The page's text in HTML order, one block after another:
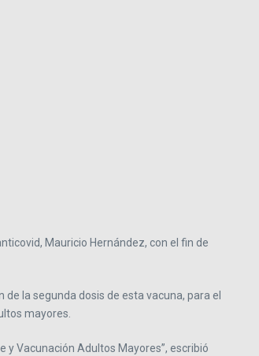
Mauricio Hernández, con el fin de
la segunda dosis de esta vacuna, para el
mayores.
y Vacunación Adultos Mayores”, escribió